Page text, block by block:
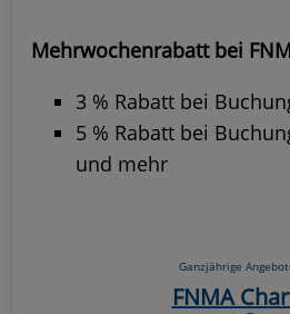
Mehrwochenrabatt bei
3 % Rabatt bei
5 % Rabatt bei
und mehr
Ganzjährige
FNMA